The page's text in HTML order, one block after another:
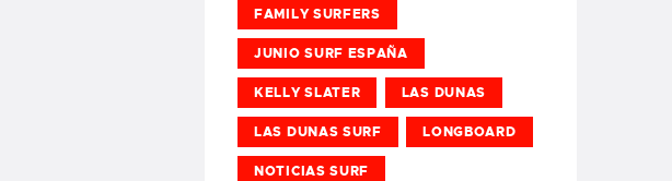
FAMILY SURFERS
JUNIO SURF ESPAÑA
KELLY SLATER LAS DUNAS
LAS DUNAS SURF LONGBOARD
NOTICIAS SURF